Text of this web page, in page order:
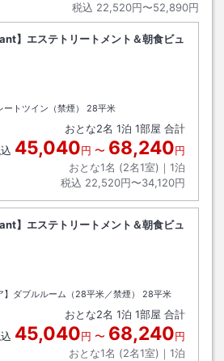
税込 22,520円〜52,890円
エステトリートメント＆朝食ビュ
ウト
ートツイン（禁煙）
28平米
おとな2名 1泊 1部屋 合計
45,040円 〜 68,240円
おとな1名 (2名1室)｜ 1泊
税込 22,520円〜34,120円
エステトリートメント＆朝食ビュ
ウト
】ダブルルーム（28平米／禁煙）
28平米
おとな2名 1泊 1部屋 合計
45,040円 〜 68,240円
おとな1名 (2名1室)｜ 1泊